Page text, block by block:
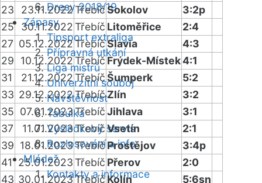
Dresy 2018/19
Zápasy
Tipsport extraliga
Přípravná utkání
Liga mistrů
Univerzitní souboj
Návštěvnost
Tabulka
Výsledkový servis
Rozlosování a info
Mládež
Kontakty a informace
23
23.11.2022TřebíčSokolov
3:2p
25
30.11.2022Třebíč Litoměřice
2:4
27 05.12.2022TřebíčSlavia
4:3
29
10.12.2022Třebíč Frýdek-Místek4:1
31
21.12.2022TřebíčŠumperk
5:2
33 29.12.2022TřebíčZlín
3:2
35 07.01.2023TřebíčJihlava
3:1
37
11.01.2023TřebíčVsetín
2:1
39 18.01.2023TřebíčProstějov
3:4p
41
25.01.2023Třebíč Přerov
2:0
43 30.01.2023TřebíčKolín
5:6sn